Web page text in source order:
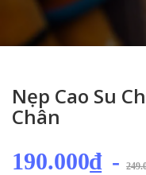
Nẹp Cao Su
Chân
190.000₫ -